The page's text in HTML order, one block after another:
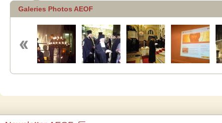
Galeries Photos AEOF